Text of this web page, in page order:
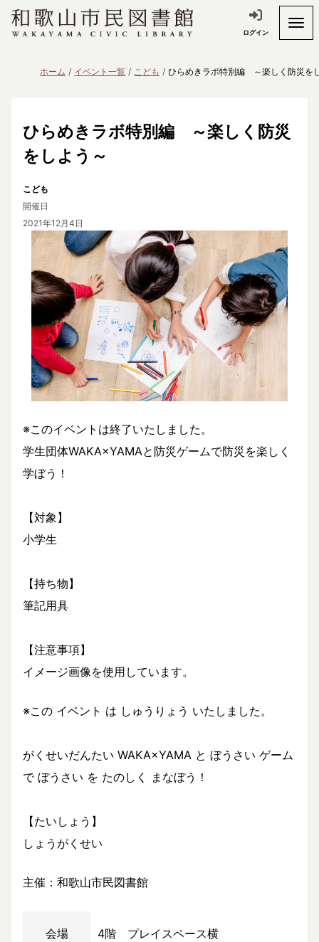
ログイン
ホーム イベント一覧 こども ひらめきラボ特別編 ～楽しく防災を
ひらめきラボ特別編 ～楽しく防災
をしよう～
こども
開催日
2021年12月4日
※このイベントは終了いたしました。
学生団体WAKA×YAMAと防災ゲームで防災を楽しく
学ぼう！
【対象】
小学生
【持ち物】
筆記用具
【注意事項】
イメージ画像を使用しています。
※この イベント は しゅうりょう いたしました。
がくせいだんたい WAKA×YAMA と ぼうさい ゲーム
で ぼうさい を たのしく まなぼう！
【たいしょう】
しょうがくせい
主催：和歌山市民図書館
会場 4階 プレイスペース横